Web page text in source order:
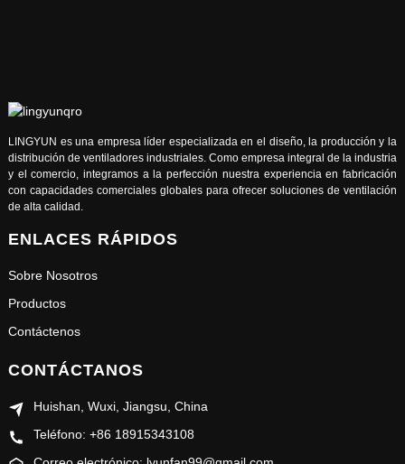
LINGYUN es una empresa líder especializada en el diseño, la producción y la
distribución de ventiladores industriales. Como empresa integral de la industria
y el comercio, integramos a la perfección nuestra experiencia en fabricación
con capacidades comerciales globales para ofrecer soluciones de ventilación
de alta calidad.
ENLACES RÁPIDOS
Sobre Nosotros
Productos
Contáctenos
CONTÁCTANOS
Huishan, Wuxi, Jiangsu, China
Teléfono: +86 18915343108